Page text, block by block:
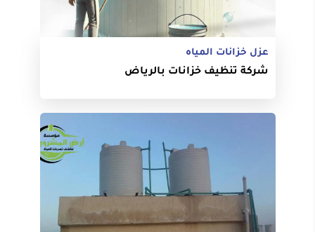
عزل خزانات المياه
شركة تنظيف خزانات بالرياض